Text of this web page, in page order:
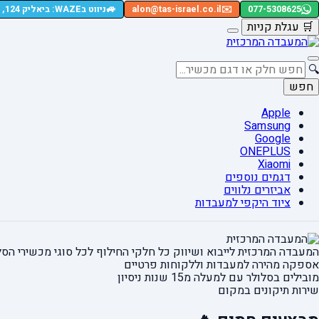
077-5308625
✉️
alon@tas-israel.co.il
🚙ניווט בWAZE: ביאליק 124, רמת גן
🛒 עגלת קניות
🔍
חפש
Apple
Samsung
Google
ONEPLUS
Xiaomi
דגמים נוספים
אביזרים נלווים
ציוד היקפי למעבדות
המעבדה המרכזית לייבוא ושיווק כל חלקי החילוף לכל סוגי מכשירי
אספקה מהירהלמעבדות וללקוחות פרטיים
מובילים בסלולר עם למעלה מ15 שנות ניסיון
שירות תיקונים במקום